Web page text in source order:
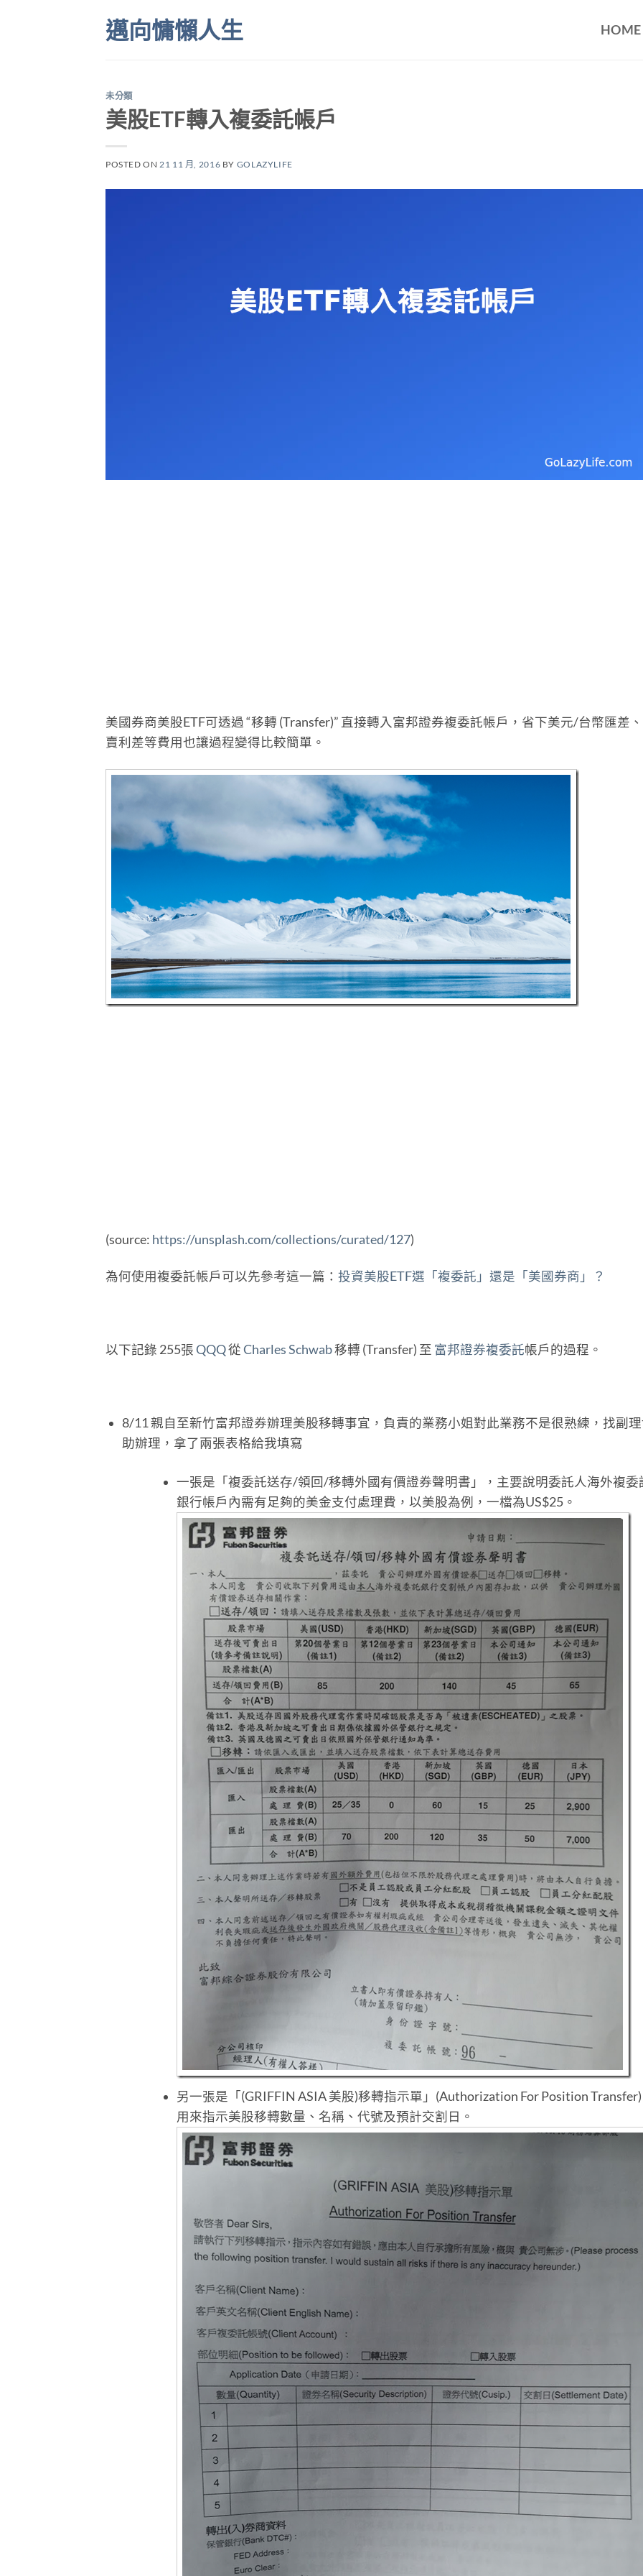
邁向慵懶人生 HOME
未分類
美股ETF轉入複委託帳戶
POSTED ON21 11 月, 2016 BY GOLAZYLIFE
美國券商美股ETF可透過 “移轉 (Transfer)” 直接轉入富邦證券複委託帳戶，省下美元/台幣匯差
賣利差等費用也讓過程變得比較簡單。
(source: https://unsplash.com/collections/curated/127)
為何使用複委託帳戶可以先參考這一篇： 投資美股ETF選「複委託」還是「美國券商」？
以下記錄 255張QQQ從Charles Schwab移轉 (Transfer) 至 富邦證券複委託帳戶的過程。
8/11 親自至新竹富邦證券辦理美股移轉事宜，負責的業務小姐對此業務不是很熟練，找副
助辦理，拿了兩張表格給我填寫
一張是「複委託送存/領回/移轉外國有價證券聲明書」，主要說明委託人海外複委
銀行帳戶內需有足夠的美金支付處理費，以美股為例，一檔為US$25。
另一張是「(GRIFFIN ASIA 美股)移轉指示單」(Authorization For Position
用來指示美股移轉數量、名稱、代號及預計交割日。